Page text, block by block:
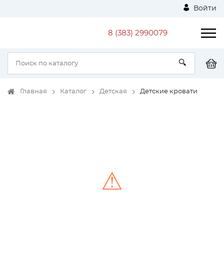
Войти
8 (383) 2990079
Главная Каталог Детская Детские кровати
⚠